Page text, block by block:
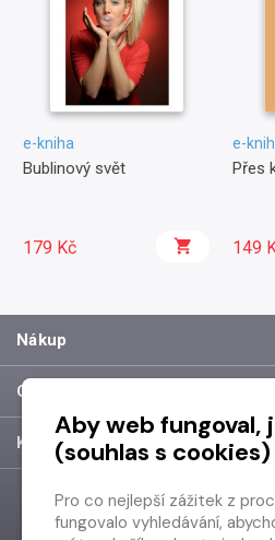
e-kniha
Bublinový svět
179 Kč
e-
Přes
149
Nákup
O společnosti
Kontakt
Aby web fungoval,
(souhlas s cookies)
Pro co nejlepší zážitek z
fungovalo vyhledávání,